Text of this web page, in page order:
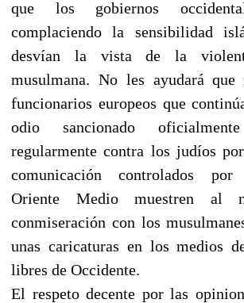
que los gobiernos
complaciendo la sensibilidad
desvían la vista de la
musulmana. No les ayudará
funcionarios europeos que
odio sancionado
regularmente contra los judíos
comunicación controlados
Oriente Medio muestren al
conmiseración con los
unas caricaturas en los medios
libres de Occidente.
El respeto decente por las